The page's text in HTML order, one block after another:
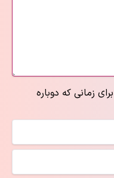
زمانی که دوباره